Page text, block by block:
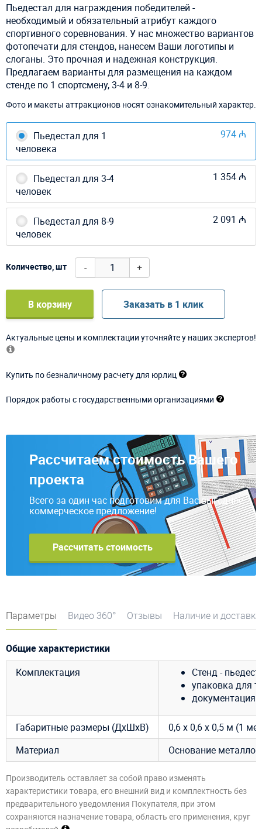
Пьедестал для награждения победителей -
необходимый и обязательный атрибут каждого
спортивного соревнования. У нас множество вариантов
фотопечати для стендов, нанесем Ваши логотипы и
слоганы. Это прочная и надежная конструкция.
Предлагаем варианты для размещения на каждом
стенде по 1 спортсмену, 3-4 и 8-9.
Фото и макеты аттракционов носят ознакомительный характер.
Пьедестал для 1
человека
974 ₼
Пьедестал для 3-4
человек
1 354 ₼
Пьедестал для 8-9
человек
2 091 ₼
Количество, шт - +
В корзину Заказать в 1 клик
Актуальные цены и комплектации уточняйте у наших экспертов!
Купить по безналичному расчету для юрлиц
Порядок работы с государственными организациями
Рассчитаем стоимость Вашего
проекта
Всего за один час подготовим для Вас выгодное
коммерческое предложение!
Рассчитать стоимость
Параметры Видео 360° Отзывы Наличие и доставка
Общие характеристики
Комплектация
Стенд -
упаковка для
документация.
Габаритные размеры (ДхШхВ)
0,6 х 0,6 х 0,5 м (1
Материал
Основание
Производитель оставляет за собой право изменять
характеристики товара, его внешний вид и комплектность без
предварительного уведомления Покупателя, при этом
сохраняются назначение товара, область его применения, круг